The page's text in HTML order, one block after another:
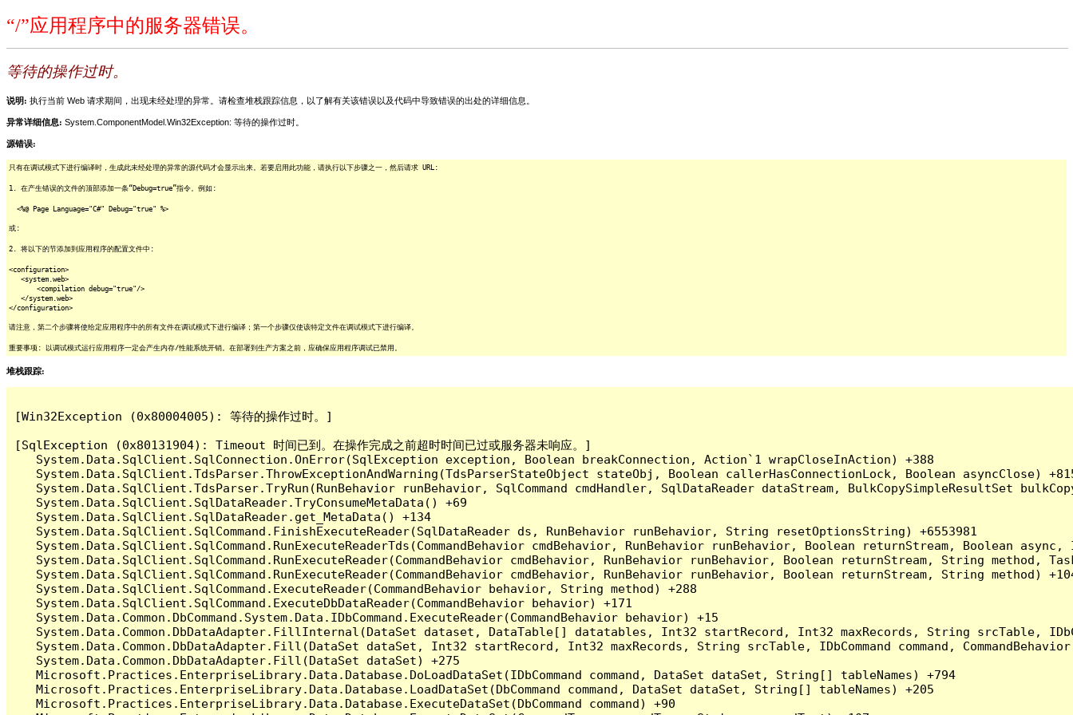
“/”应用程序中的服务器错误。
等待的操作过时。
说明: 执行当前 Web 请求期间，出现未经处理的异常。请检查堆栈跟踪信息，以了解有关该错误以及代码中导致错误的出处的详细信息。
异常详细信息: System.ComponentModel.Win32Exception: 等待的操作过时。
源错误:
只有在调试模式下进行编译时，生成此未经处理的异常的源代码才会显示出来。若要启用此功能，请执行以下步骤之一，然后请求 URL:
1. 在产生错误的文件的顶部添加一条“Debug=true”指令。例如:
<%@ Page Language="C#" Debug="true" %>
或:
2. 将以下的节添加到应用程序的配置文件中:
<configuration>
<system.web>
<compilation debug="true"/>
</system.web>
</configuration>
请注意，第二个步骤将使给定应用程序中的所有文件在调试模式下进行编译；第一个步骤仅使该特定文件在调试模式下进行编译。
重要事项: 以调试模式运行应用程序一定会产生内存/性能系统开销。在部署到生产方案之前，应确保应用程序调试已禁用。
堆栈跟踪:
[Win32Exception (0x80004005): 等待的操作过时。]
[SqlException (0x80131904): Timeout 时间已到。在操作完成之前超时时间已过或服务器未响应。]
   System.Data.SqlClient.SqlConnection.OnError(SqlException exception, Boolean breakConnection, Action`1 wrapCloseInAction) +388
System.Data.SqlClient.TdsParser.ThrowExceptionAndWarning(TdsParserStateObject stateObj, Boolean callerHasConnectionLock, Boolean asyncClose)
System.Data.SqlClient.TdsParser.TryRun(RunBehavior runBehavior, SqlCommand cmdHandler, SqlDataReader dataStream, BulkCopySimpleResultSet
   System.Data.SqlClient.SqlDataReader.TryConsumeMetaData() +69
   System.Data.SqlClient.SqlDataReader.get_MetaData() +134
   System.Data.SqlClient.SqlCommand.FinishExecuteReader(SqlDataReader ds, RunBehavior runBehavior, String resetOptionsString) +6553981
System.Data.SqlClient.SqlCommand.RunExecuteReaderTds(CommandBehavior cmdBehavior, RunBehavior runBehavior, Boolean returnStream, Boolean
System.Data.SqlClient.SqlCommand.RunExecuteReader(CommandBehavior cmdBehavior, RunBehavior runBehavior, Boolean returnStream, String method,
System.Data.SqlClient.SqlCommand.RunExecuteReader(CommandBehavior cmdBehavior, RunBehavior runBehavior, Boolean returnStream, String method)
   System.Data.SqlClient.SqlCommand.ExecuteReader(CommandBehavior behavior, String method) +288
   System.Data.SqlClient.SqlCommand.ExecuteDbDataReader(CommandBehavior behavior) +171
   System.Data.Common.DbCommand.System.Data.IDbCommand.ExecuteReader(CommandBehavior behavior) +15
System.Data.Common.DbDataAdapter.FillInternal(DataSet dataset, DataTable[] datatables, Int32 startRecord, Int32 maxRecords, String srcTable,
System.Data.Common.DbDataAdapter.Fill(DataSet dataSet, Int32 startRecord, Int32 maxRecords, String srcTable, IDbCommand command,
   System.Data.Common.DbDataAdapter.Fill(DataSet dataSet) +275
   Microsoft.Practices.EnterpriseLibrary.Data.Database.DoLoadDataSet(IDbCommand command, DataSet dataSet, String[] tableNames) +794
   Microsoft.Practices.EnterpriseLibrary.Data.Database.LoadDataSet(DbCommand command, DataSet dataSet, String[] tableNames) +205
   Microsoft.Practices.EnterpriseLibrary.Data.Database.ExecuteDataSet(DbCommand command) +90